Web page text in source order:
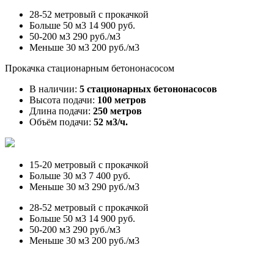
28-52 метровый с прокачкой
Больше 50 м3 14 900 руб.
50-200 м3 290 руб./м3
Меньше 30 м3 200 руб./м3
Прокачка стационарным бетононасосом
В наличии: 5 стационарных бетононасосов
Высота подачи: 100 метров
Длина подачи: 250 метров
Объём подачи: 52 м3/ч.
15-20 метровый с прокачкой
Больше 30 м3 7 400 руб.
Меньше 30 м3 290 руб./м3
28-52 метровый с прокачкой
Больше 50 м3 14 900 руб.
50-200 м3 290 руб./м3
Меньше 30 м3 200 руб./м3